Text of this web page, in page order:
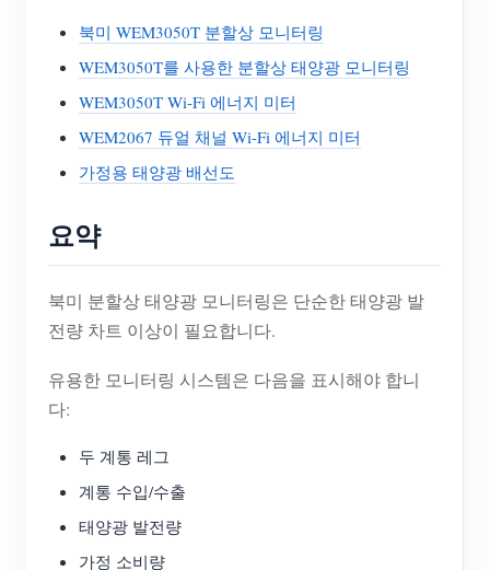
북미 WEM3050T 분할상 모니터링
WEM3050T를 사용한 분할상 태양광 모니터링
WEM3050T Wi-Fi 에너지 미터
WEM2067 듀얼 채널 Wi-Fi 에너지 미터
가정용 태양광 배선도
요약
북미 분할상 태양광 모니터링은 단순한 태양광 발
전량 차트 이상이 필요합니다.
유용한 모니터링 시스템은 다음을 표시해야 합니
다:
두 계통 레그
계통 수입/수출
태양광 발전량
가정 소비량